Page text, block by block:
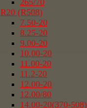
265/70
R20 (R508)
7.50-20
8.25-20
9.00-20
10.00-20
11.00-20
11.2-20
12.00-20
12.00/80
14.00-20(370-508)